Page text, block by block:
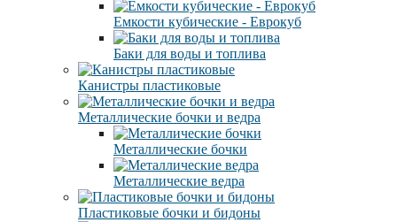
Емкости кубические - Еврокуб
Баки для воды и топлива
Канистры пластиковые
Металлические бочки и ведра
Металлические бочки
Металлические ведра
Пластиковые бочки и бидоны